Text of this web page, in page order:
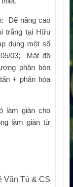
Để nâng cao
trắng tại Hữu
dụng một số
03; Mật độ
phân bón
+ phân hóa
làm giàn cho
làm giàn từ
Văn Tú & CS